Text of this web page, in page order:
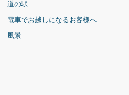
道の駅
電車でお越しになるお客様へ
風景